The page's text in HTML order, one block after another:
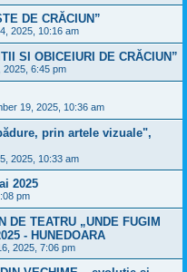
DE CRĂCIUN”
2025, 10:16 am
SI OBICEIURI DE CRĂCIUN”
2025, 6:45 pm
19, 2025, 10:36 am
prin artele vizuale",
2025, 10:33 am
2025
pm
DE TEATRU „UNDE FUGIM
- HUNEDOARA
2025, 7:06 pm